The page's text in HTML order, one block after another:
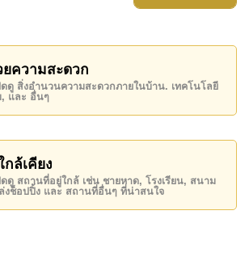
วิตคุณภาพใกล้ทะเลสาบมาบประชัน
ลสาบมาบประชันเพียง 1 กม. ทำเลที่
บด้วยพื้นที่สีเขียว เหมาะสำหรับกิจกรรม
นทางสะดวกด้วยทางด่วนและ
มต่อพัทยา กรุงเทพฯ และโซน
Seaboard
ยความสะดวก
ดดู สิ่งอำนวนความสะดวกภายในบ้าน. เทคโนโลยี
, และ อื่นๆ
ล้เคียง
ดดู สถานที่อยู่ใกล้ เช่น ชายหาด, โรงเรียน, สนาม
งช็อปปิ้ง และ สถานที่อื่นๆ ที่น่าสนใจ